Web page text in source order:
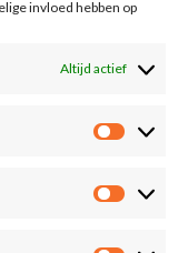
invloed hebben op
Altijd actief